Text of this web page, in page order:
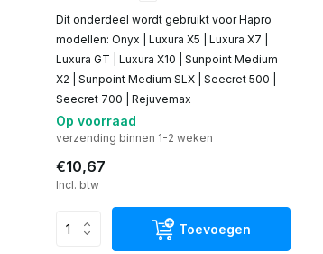
Dit onderdeel wordt gebruikt voor Hapro
modellen: Onyx | Luxura X5 | Luxura X7 |
Luxura GT | Luxura X10 | Sunpoint Medium
X2 | Sunpoint Medium SLX | Seecret 500 |
Seecret 700 | Rejuvemax
Op voorraad
verzending binnen 1-2 weken
€10,67
Incl. btw
Toevoegen